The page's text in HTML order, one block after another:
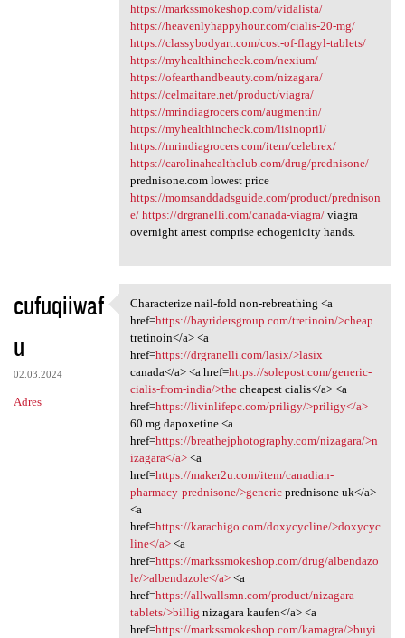
https://markssmokeshop.com/vidalista/
https://heavenlyhappyhour.com/cialis-20-mg/
https://classybodyart.com/cost-of-flagyl-tablets/
https://myhealthincheck.com/nexium/
https://ofearthandbeauty.com/nizagara/
https://celmaitare.net/product/viagra/
https://mrindiagrocers.com/augmentin/
https://myhealthincheck.com/lisinopril/
https://mrindiagrocers.com/item/celebrex/
https://carolinahealthclub.com/drug/prednisone/
prednisone.com lowest price
https://momsanddadsguide.com/product/prednison
e/ https://drgranelli.com/canada-viagra/viagra
overnight arrest comprise echogenicity hands.
cufuqiiwaf
u
02.03.2024
Adres
Characterize nail-fold non
Characterize nail-fold non-rebreathing <a
href=https://bayridersgroup.com/tretinoin/>cheap
tretinoin</a> <a
href=https://drgranelli.com/lasix/>lasix
canada</a> <a href=https://solepost.com/generic-
cialis-from-india/>thecheapest cialis</a> <a
href=https://livinlifepc.com/priligy/>priligy</a>
60 mg dapoxetine <a
href=https://breathejphotography.com/nizagara/>n
izagara</a><a
href=https://maker2u.com/item/canadian-
pharmacy-prednisone/>genericprednisone uk</a>
<a
href=https://karachigo.com/doxycycline/>doxycyc
line</a><a
href=https://markssmokeshop.com/drug/albendazo
le/>albendazole</a><a
href=https://allwallsmn.com/product/nizagara-
tablets/>billig nizagara kaufen</a> <a
href=https://markssmokeshop.com/kamagra/>buyi